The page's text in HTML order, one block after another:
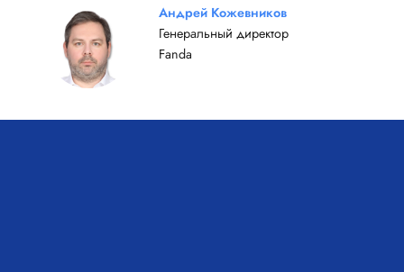
Андрей Кожевников
Генеральный директор
Fanda